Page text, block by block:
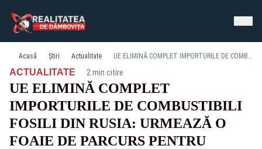
Acasă Știri Actualitate UE ELIMINĂ COMPLET IMPORTURILE DE COMBUSTIBILI FOSILI DIN RUSIA: URMEAZĂ O FOAIE DE PARCURS PENTRU IMPLEMENTARE
ACTUALITATE· 2 min citire
UE ELIMINĂ COMPLET
IMPORTURILE DE COMBUSTIBILI
FOSILI DIN RUSIA: URMEAZĂ O
FOAIE DE PARCURS PENTRU